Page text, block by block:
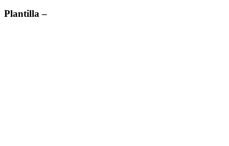
Plantilla –